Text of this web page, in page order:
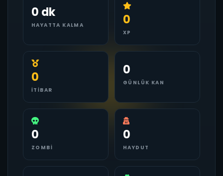
0 dk
HAYATTA KALMA 0
XP
0
İTIBAR
0
GÜNLÜK KAN
0
ZOMBI
0
HAYDUT